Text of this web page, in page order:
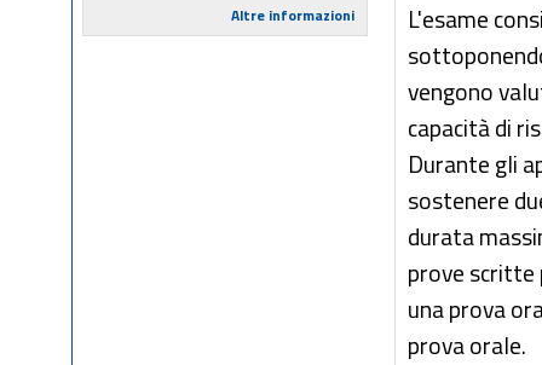
Altre informazioni
L'esame
vengono
capacità di
Durante gli
sostenere
durata
prove scritte
una prova
prova orale.